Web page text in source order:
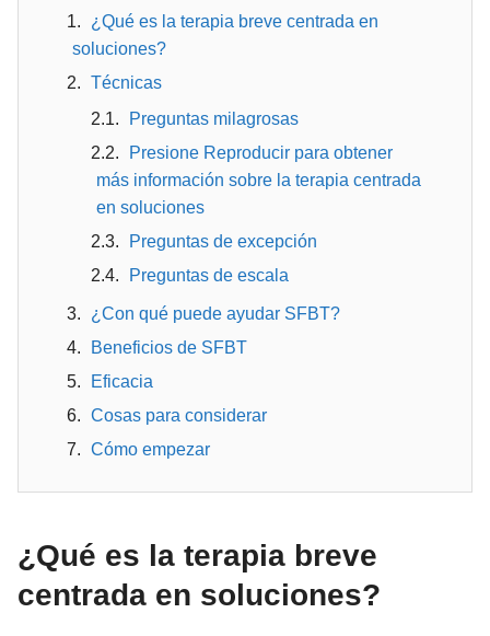
¿Qué es la terapia breve centrada en
soluciones?
Técnicas
Preguntas milagrosas
Presione Reproducir para obtener
más información sobre la terapia centrada
en soluciones
Preguntas de excepción
Preguntas de escala
¿Con qué puede ayudar SFBT?
Beneficios de SFBT
Eficacia
Cosas para considerar
Cómo empezar
¿Qué es la terapia breve
centrada en soluciones?